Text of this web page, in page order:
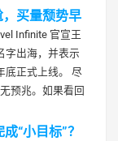
买量颓势早
Infinite 官宣王
字出海，并表示
底正式上线。 尽
预兆。如果看回
“小目标”？